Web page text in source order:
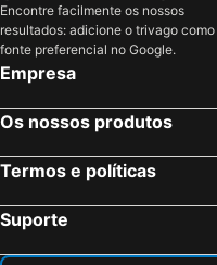
Encontre facilmente os nossos
resultados: adicione o trivago como
fonte preferencial no Google.
Empresa
Os nossos produtos
Termos e políticas
Suporte